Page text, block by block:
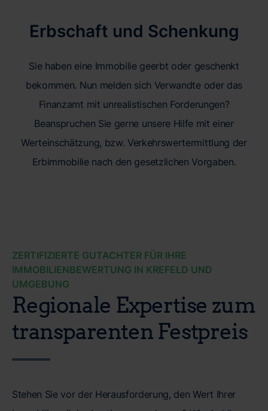
Erbschaft und Schenkung
Sie haben eine Immobilie geerbt oder geschenkt
bekommen. Nun melden sich Verwandte oder das
Finanzamt mit unrealistischen Forderungen?
Beanspruchen Sie gerne unsere Hilfe mit einer
Werteinschätzung, bzw. Verkehrswertermittlung der
Erbimmobilie nach den gesetzlichen Vorgaben.
ZERTIFIZIERTE GUTACHTER FÜR IHRE
IMMOBILIENBEWERTUNG IN KREFELD UND
UMGEBUNG
Regionale Expertise zum
transparenten Festpreis
Stehen Sie vor der Herausforderung, den Wert Ihrer